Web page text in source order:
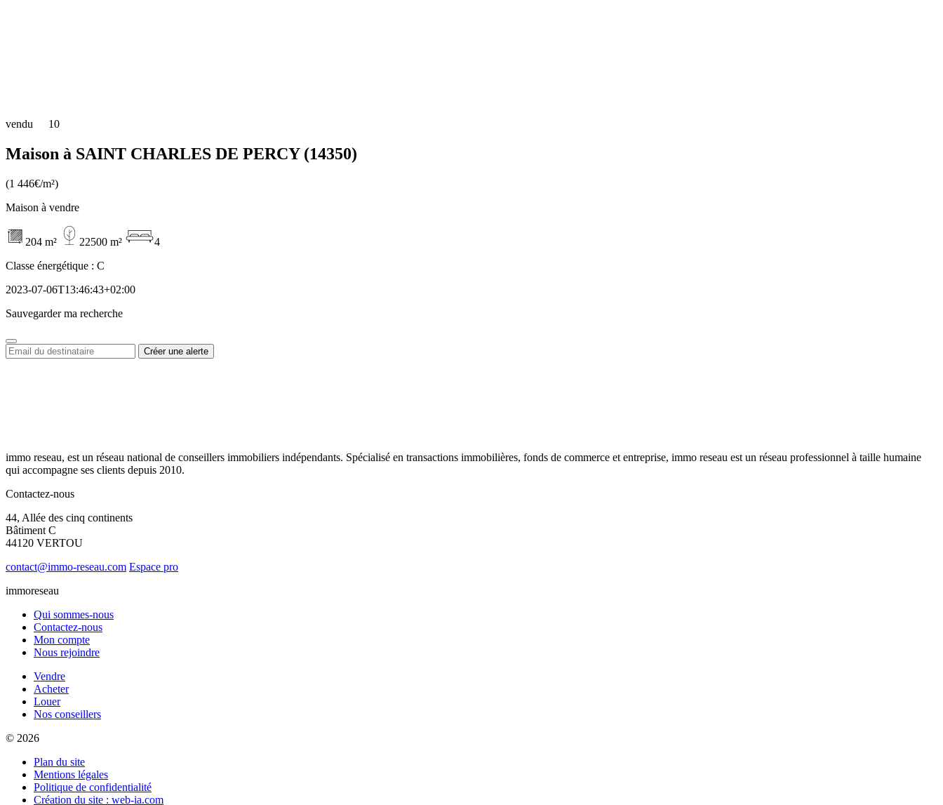
vendu 10
Maison à SAINT CHARLES DE PERCY (14350)
(1 446€/m²)
Maison à vendre
204 m² 22500 m²
4
Classe énergétique : C
2023-07-06T13:46:43+02:00
Sauvegarder ma recherche
immo reseau, est un réseau national de conseillers immobiliers indépendants. Spécialisé en transactions immobilières, fonds de commerce et entreprise, immo reseau est un réseau professionnel à taille humaine
qui accompagne ses clients depuis 2010.
Contactez-nous
44, Allée des cinq continents
Bâtiment C
44120 VERTOU
contact@immo-reseau.com Espace pro
immoreseau
Qui sommes-nous
Contactez-nous
Mon compte
Nous rejoindre
Vendre
Acheter
Louer
Nos conseillers
© 2026
Plan du site
Mentions légales
Politique de confidentialité
Création du site : web-ia.com